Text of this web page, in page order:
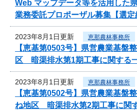
Web マップデータ等を活用した
業務委託プロポーザル募集【選定
2023年8月1日更新 恵那農林事務所
【恵基第0503号】県営農業基
区 暗渠排水第1期工事に関する
2023年8月1日更新 恵那農林事務所
【恵基第0502号】県営農業基
ね地区 暗渠排水第2期工事に関